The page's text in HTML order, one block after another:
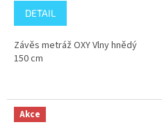
DETAIL
Závěs metráž OXY Vlny hnědý
150 cm
Akce